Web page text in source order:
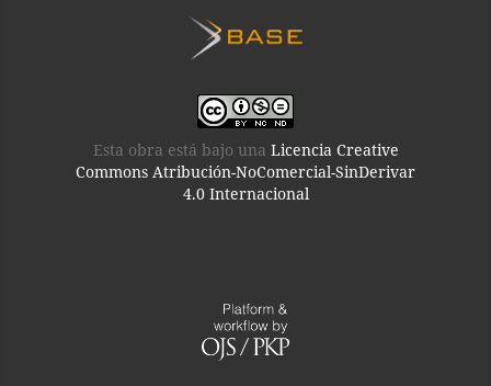
Esta obra está bajo una Licencia Creative
Commons Atribución-NoComercial-SinDerivar
4.0 Internacional